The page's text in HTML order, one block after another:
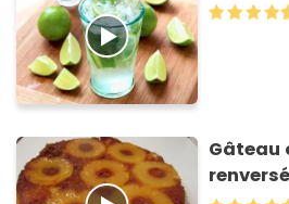
Gâteau